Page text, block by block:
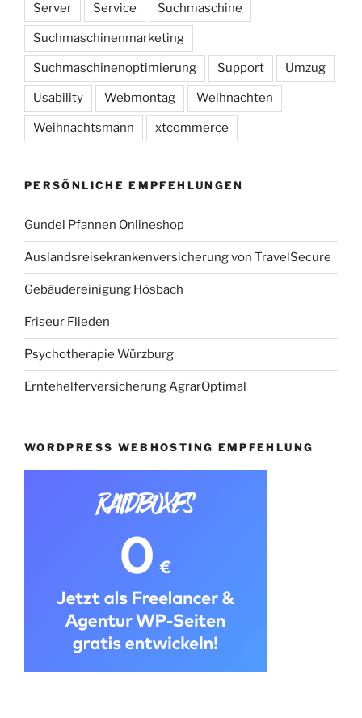
Server Service Suchmaschine
Suchmaschinenmarketing
Suchmaschinenoptimierung Support Umzug
Usability Webmontag Weihnachten
Weihnachtsmann xtcommerce
PERSÖNLICHE EMPFEHLUNGEN
Gundel Pfannen Onlineshop
Auslandsreisekrankenversicherung von TravelSecure
Gebäudereinigung Hösbach
Friseur Flieden
Psychotherapie Würzburg
Erntehelferversicherung AgrarOptimal
WORDPRESS WEBHOSTING EMPFEHLUNG